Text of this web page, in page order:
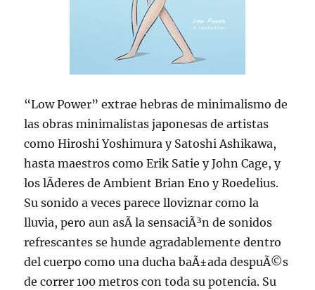
“Low Power” extrae hebras de minimalismo de
las obras minimalistas japonesas de artistas
como Hiroshi Yoshimura y Satoshi Ashikawa,
hasta maestros como Erik Satie y John Cage, y
los lÃ­deres de Ambient Brian Eno y Roedelius.
Su sonido a veces parece lloviznar como la
lluvia, pero aun asÃ­ la sensaciÃ³n de sonidos
refrescantes se hunde agradablemente dentro
del cuerpo como una ducha baÃ±ada despuÃ©s
de correr 100 metros con toda su potencia. Su